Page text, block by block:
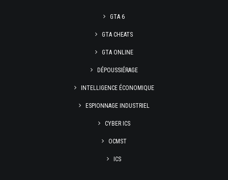
GTA 6
GTA CHEATS
GTA ONLINE
DÉPOUSSIÉRAGE
INTELLIGENCE ÉCONOMIQUE
ESPIONNAGE INDUSTRIEL
CYBER ICS
OCMST
ICS